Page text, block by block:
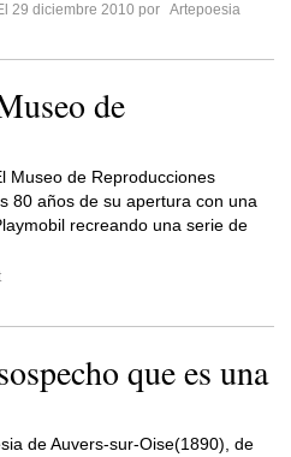
29 diciembre 2010 por Artepoesia
de
Museo de Reproducciones
80 años de su apertura con una
recreando una serie de
que es una
de Auvers-sur-Oise(1890), de